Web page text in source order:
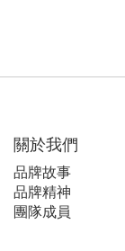
關於我們
品牌故事
品牌精神
團隊成員